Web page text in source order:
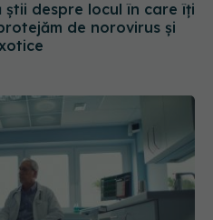
de norovirus și